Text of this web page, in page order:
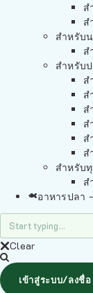
ส
ส
สำหรับ
ส
สำหรับ
ส
ส
ส
ส
ส
ส
สำหรับ
ส
อาหารปลา
Clear
เข้าสู่ระบบ/ลงชื่อ